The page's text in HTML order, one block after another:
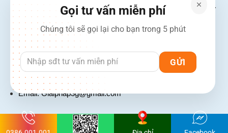
tháng 01 năm 2018. Đăng ký thay đổi lần thứ: 4, ngày 31
tháng 03 năm 2026
226 Đường Láng, Đống Đa, Hà Nội
137 Đường Hòa Hưng, Phường 12, Quận 10, TP. Hồ Chí
Minh
Hotline: 1900 2106 - 0386 001 001
Email:Giaiphap3g@gmail.com
Gọi tư vấn miễn phí
Chúng tôi sẽ gọi lại cho bạn trong 5 phút